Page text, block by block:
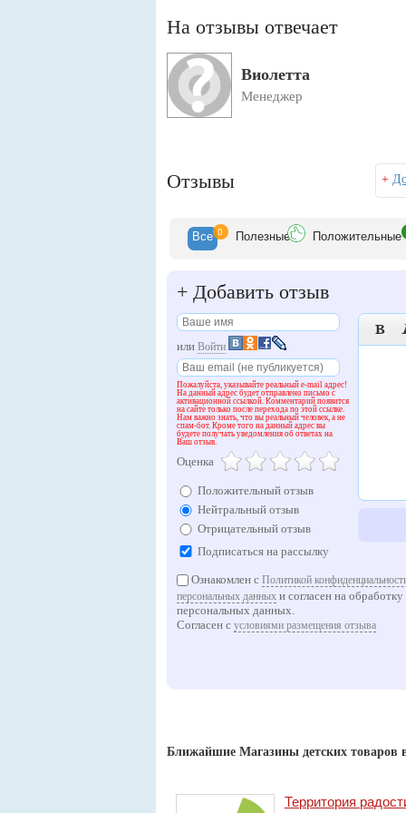
На отзывы отвечает
Виолетта
Менеджер
Отзывы +
Все 0 Полезные Положительные
+ Добавить отзыв
или Войти
Пожалуйста, указывайте реальный e-mail адрес!
На данный адрес будет отправлено письмо с
активационной ссылкой. Комментарий появится
на сайте только после перехода по этой ссылке.
Нам важно знать, что вы реальный человек, а не
спам-бот. Кроме того на данный адрес вы
будете получать уведомления об ответах на
Ваш отзыв.
Оценка
Положительный отзыв
Нейтральный отзыв
Отрицательный отзыв
Подписаться на рассылку

Ознакомлен с Политикой
персональных данных и согласен на
персональных данных.
Согласен с условиями размещения отзыва
Ближайшие Магазины детских товаров
Территория